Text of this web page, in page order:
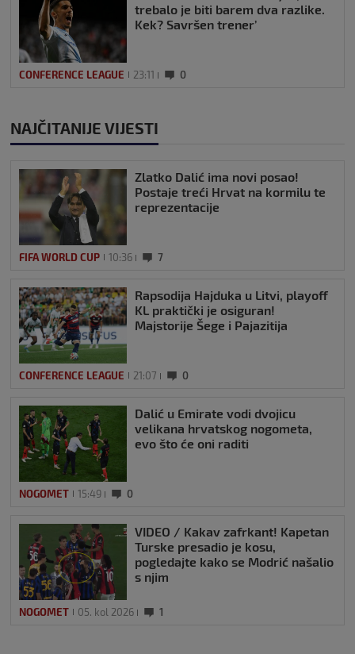
trebalo je biti barem dva razlike.
Kek? Savršen trener’
CONFERENCE LEAGUE 23:11 0
NAJČITANIJE VIJESTI
Zlatko Dalić ima novi posao!
Postaje treći Hrvat na kormilu te
reprezentacije
FIFA WORLD CUP 10:36 7
Rapsodija Hajduka u Litvi, playoff
KL praktički je osiguran!
Majstorije Šege i Pajazitija
CONFERENCE LEAGUE 21:07 0
Dalić u Emirate vodi dvojicu
velikana hrvatskog nogometa,
evo što će oni raditi
NOGOMET 15:49 0
VIDEO / Kakav zafrkant! Kapetan
Turske presadio je kosu,
pogledajte kako se Modrić našalio
s njim
NOGOMET 05. kol 2026 1